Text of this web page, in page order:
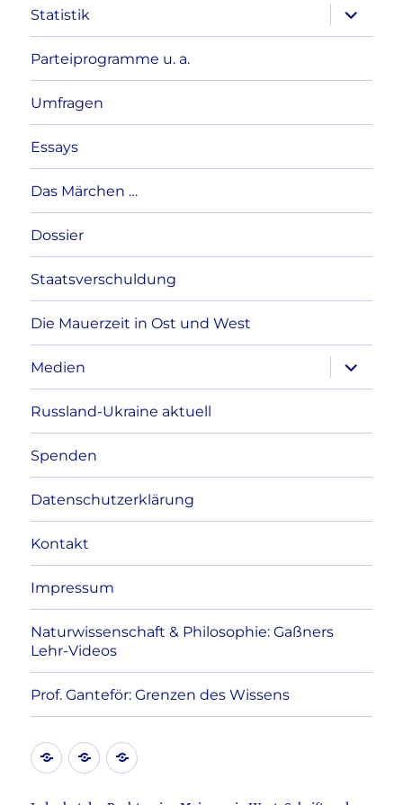
Statistik
anzeigen
Parteiprogramme u. a.
Umfragen
Essays
Das Märchen …
Dossier
Staatsverschuldung
Die Mauerzeit in Ost und West
Medien
anzeigen
Russland-Ukraine aktuell
Spenden
Datenschutzerklärung
Kontakt
Impressum
Naturwissenschaft & Philosophie: Gaßners
Lehr-Videos
Prof. Ganteför: Grenzen des Wissens
KontaktDatenschutzerklärung
Impressum